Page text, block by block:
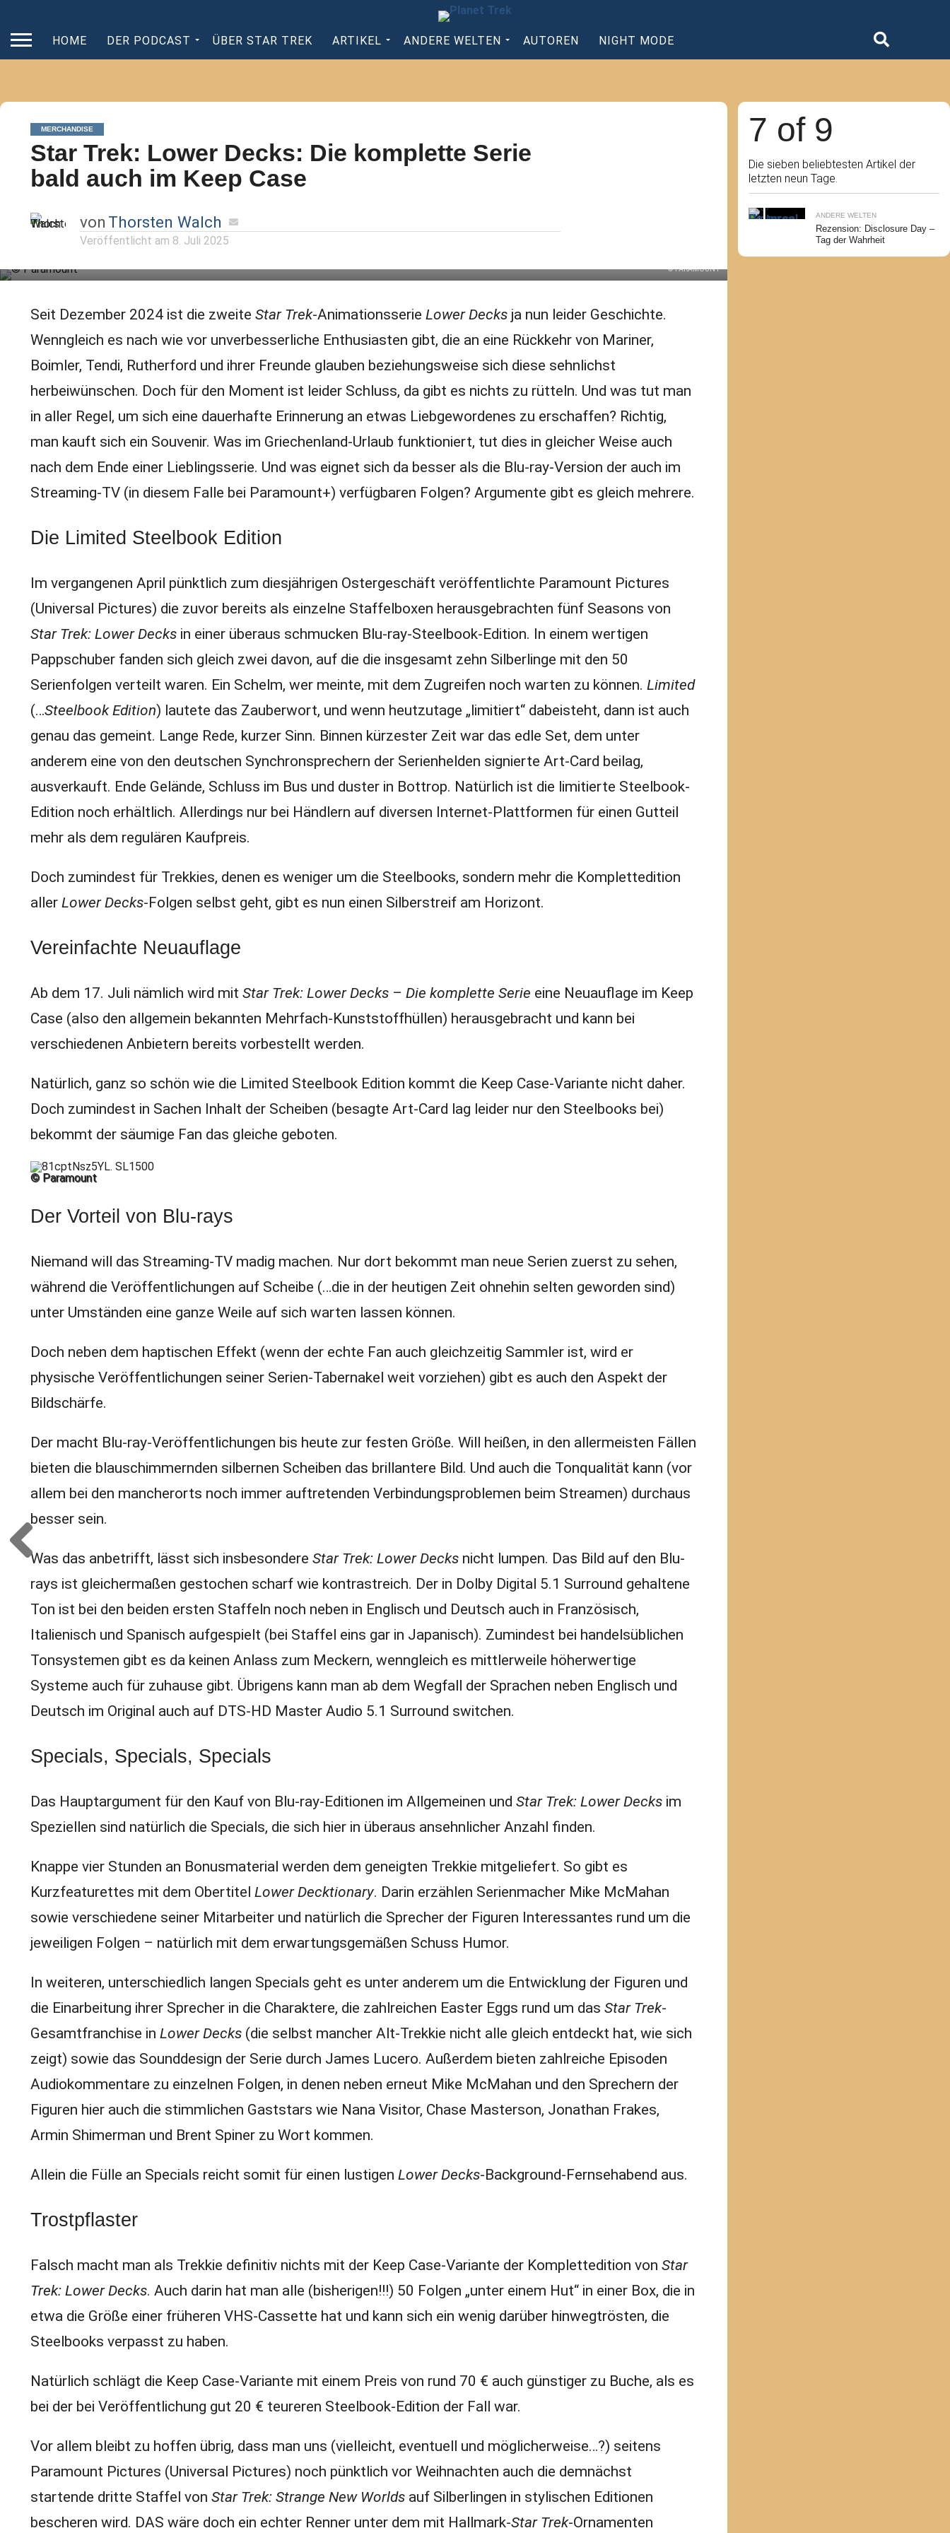
HOME DER PODCAST ÜBER STAR TREK ARTIKEL ANDERE WELTEN AUTOREN NIGHT MODE
MERCHANDISE
Star Trek: Lower Decks: Die komplette Serie
bald auch im Keep Case
von Thorsten Walch
Veröffentlicht am 8. Juli 2025
© PARAMOUNT
Seit Dezember 2024 ist die zweite Star Trek-Animationsserie Lower Decks ja nun leider Geschichte.
Wenngleich es nach wie vor unverbesserliche Enthusiasten gibt, die an eine Rückkehr von Mariner,
Boimler, Tendi, Rutherford und ihrer Freunde glauben beziehungsweise sich diese sehnlichst
herbeiwünschen. Doch für den Moment ist leider Schluss, da gibt es nichts zu rütteln. Und was tut man
in aller Regel, um sich eine dauerhafte Erinnerung an etwas Liebgewordenes zu erschaffen? Richtig,
man kauft sich ein Souvenir. Was im Griechenland-Urlaub funktioniert, tut dies in gleicher Weise auch
nach dem Ende einer Lieblingsserie. Und was eignet sich da besser als die Blu-ray-Version der auch im
Streaming-TV (in diesem Falle bei Paramount+) verfügbaren Folgen? Argumente gibt es gleich mehrere.
Die Limited Steelbook Edition
Im vergangenen April pünktlich zum diesjährigen Ostergeschäft veröffentlichte Paramount Pictures
(Universal Pictures) die zuvor bereits als einzelne Staffelboxen herausgebrachten fünf Seasons von
Star Trek: Lower Decks in einer überaus schmucken Blu-ray-Steelbook-Edition. In einem wertigen
Pappschuber fanden sich gleich zwei davon, auf die die insgesamt zehn Silberlinge mit den 50
Serienfolgen verteilt waren. Ein Schelm, wer meinte, mit dem Zugreifen noch warten zu können. Limited
(…Steelbook Edition) lautete das Zauberwort, und wenn heutzutage „limitiert“ dabeisteht, dann ist auch
genau das gemeint. Lange Rede, kurzer Sinn. Binnen kürzester Zeit war das edle Set, dem unter
anderem eine von den deutschen Synchronsprechern der Serienhelden signierte Art-Card beilag,
ausverkauft. Ende Gelände, Schluss im Bus und duster in Bottrop. Natürlich ist die limitierte Steelbook-
Edition noch erhältlich. Allerdings nur bei Händlern auf diversen Internet-Plattformen für einen Gutteil
mehr als dem regulären Kaufpreis.
Doch zumindest für Trekkies, denen es weniger um die Steelbooks, sondern mehr die Komplettedition
aller Lower Decks-Folgen selbst geht, gibt es nun einen Silberstreif am Horizont.
Vereinfachte Neuauflage
Ab dem 17. Juli nämlich wird mit Star Trek: Lower Decks – Die komplette Serie eine Neuauflage im Keep
Case (also den allgemein bekannten Mehrfach-Kunststoffhüllen) herausgebracht und kann bei
verschiedenen Anbietern bereits vorbestellt werden.
Natürlich, ganz so schön wie die Limited Steelbook Edition kommt die Keep Case-Variante nicht daher.
Doch zumindest in Sachen Inhalt der Scheiben (besagte Art-Card lag leider nur den Steelbooks bei)
bekommt der säumige Fan das gleiche geboten.
© Paramount
Der Vorteil von Blu-rays
Niemand will das Streaming-TV madig machen. Nur dort bekommt man neue Serien zuerst zu sehen,
während die Veröffentlichungen auf Scheibe (…die in der heutigen Zeit ohnehin selten geworden sind)
unter Umständen eine ganze Weile auf sich warten lassen können.
Doch neben dem haptischen Effekt (wenn der echte Fan auch gleichzeitig Sammler ist, wird er
physische Veröffentlichungen seiner Serien-Tabernakel weit vorziehen) gibt es auch den Aspekt der
Bildschärfe.
Der macht Blu-ray-Veröffentlichungen bis heute zur festen Größe. Will heißen, in den allermeisten Fällen
bieten die blauschimmernden silbernen Scheiben das brillantere Bild. Und auch die Tonqualität kann (vor
allem bei den mancherorts noch immer auftretenden Verbindungsproblemen beim Streamen) durchaus
besser sein.
Was das anbetrifft, lässt sich insbesondere Star Trek: Lower Decks nicht lumpen. Das Bild auf den Blu-
rays ist gleichermaßen gestochen scharf wie kontrastreich. Der in Dolby Digital 5.1 Surround gehaltene
Ton ist bei den beiden ersten Staffeln noch neben in Englisch und Deutsch auch in Französisch,
Italienisch und Spanisch aufgespielt (bei Staffel eins gar in Japanisch). Zumindest bei handelsüblichen
Tonsystemen gibt es da keinen Anlass zum Meckern, wenngleich es mittlerweile höherwertige
Systeme auch für zuhause gibt. Übrigens kann man ab dem Wegfall der Sprachen neben Englisch und
Deutsch im Original auch auf DTS-HD Master Audio 5.1 Surround switchen.
Specials, Specials, Specials
Das Hauptargument für den Kauf von Blu-ray-Editionen im Allgemeinen und Star Trek: Lower Decks im
Speziellen sind natürlich die Specials, die sich hier in überaus ansehnlicher Anzahl finden.
Knappe vier Stunden an Bonusmaterial werden dem geneigten Trekkie mitgeliefert. So gibt es
Kurzfeaturettes mit dem Obertitel Lower Decktionary. Darin erzählen Serienmacher Mike McMahan
sowie verschiedene seiner Mitarbeiter und natürlich die Sprecher der Figuren Interessantes rund um die
jeweiligen Folgen – natürlich mit dem erwartungsgemäßen Schuss Humor.
In weiteren, unterschiedlich langen Specials geht es unter anderem um die Entwicklung der Figuren und
die Einarbeitung ihrer Sprecher in die Charaktere, die zahlreichen Easter Eggs rund um das Star Trek-
Gesamtfranchise in Lower Decks(die selbst mancher Alt-Trekkie nicht alle gleich entdeckt hat, wie sich
zeigt) sowie das Sounddesign der Serie durch James Lucero. Außerdem bieten zahlreiche Episoden
Audiokommentare zu einzelnen Folgen, in denen neben erneut Mike McMahan und den Sprechern der
Figuren hier auch die stimmlichen Gaststars wie Nana Visitor, Chase Masterson, Jonathan Frakes,
Armin Shimerman und Brent Spiner zu Wort kommen.
Allein die Fülle an Specials reicht somit für einen lustigen Lower Decks-Background-Fernsehabend aus.
Trostpflaster
Falsch macht man als Trekkie definitiv nichts mit der Keep Case-Variante der Komplettedition von Star
Trek: Lower Decks. Auch darin hat man alle (bisherigen!!!) 50 Folgen „unter einem Hut“ in einer Box, die in
etwa die Größe einer früheren VHS-Cassette hat und kann sich ein wenig darüber hinwegtrösten, die
Steelbooks verpasst zu haben.
Natürlich schlägt die Keep Case-Variante mit einem Preis von rund 70 € auch günstiger zu Buche, als es
bei der bei Veröffentlichung gut 20 € teureren Steelbook-Edition der Fall war.
Vor allem bleibt zu hoffen übrig, dass man uns (vielleicht, eventuell und möglicherweise…?) seitens
Paramount Pictures (Universal Pictures) noch pünktlich vor Weihnachten auch die demnächst
startende dritte Staffel von Star Trek: Strange New Worlds auf Silberlingen in stylischen Editionen
bescheren wird. DAS wäre doch ein echter Renner unter dem mit Hallmark-Star Trek-Ornamenten
7 of 9
Die sieben beliebtesten Artikel der
letzten neun Tage.
ANDERE WELTEN
Rezension: Disclosure Day –
Tag der Wahrheit